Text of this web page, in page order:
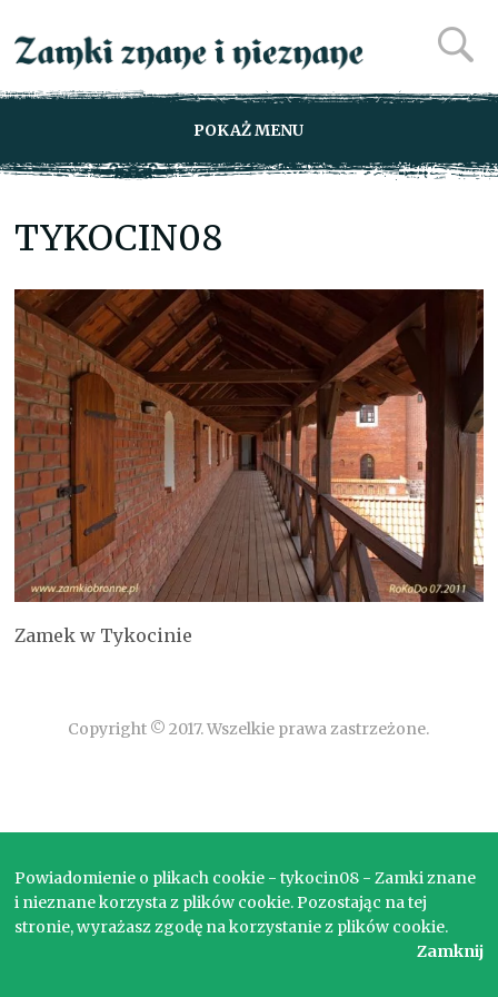
POKAŻ MENU
TYKOCIN08
Zamek w Tykocinie
Copyright © 2017. Wszelkie prawa zastrzeżone.
Powiadomienie o plikach cookie - tykocin08 - Zamki znane
i nieznane korzysta z plików cookie. Pozostając na tej
stronie, wyrażasz zgodę na korzystanie z plików cookie.
Zamknij